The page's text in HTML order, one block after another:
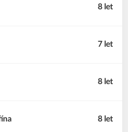
8 let
7 let
8 let
8 let